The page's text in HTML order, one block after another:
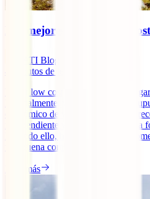
Los mejores destinos low
IATI Blog
minutos de lectura
Viajar low cost no implica solo
Normalmente, viajar con bajo
económico de viajar pero también
independiente y relacionarse de una
Por todo ello, hay lugares más
una buena combinación [...]
Leer más